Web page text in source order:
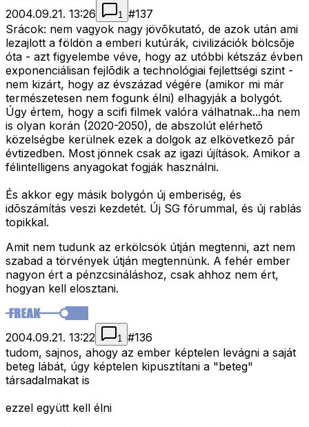
2004.09.21. 13:26 1 #137
Srácok: nem vagyok nagy jövõkutató, de azok után ami
lezajlott a földön a emberi kutúrák, civilizációk bölcsõje
óta - azt figyelembe véve, hogy az utóbbi kétszáz évben
exponenciálisan fejlõdik a technológiai fejlettségi szint -
nem kizárt, hogy az évszázad végére (amikor mi már
természetesen nem fogunk élni) elhagyják a bolygót.
Úgy értem, hogy a scifi filmek valóra válhatnak...ha nem
is olyan korán (2020-2050), de abszolút elérhetõ
közelségbe kerülnek ezek a dolgok az elkövetkezõ pár
évtizedben. Most jönnek csak az igazi újítások. Amikor a
félintelligens anyagokat fogják használni.
És akkor egy másik bolygón új emberiség, és
idõszámítás veszi kezdetét. Új SG fórummal, és új rablás
topikkal.
Amit nem tudunk az erkölcsök útján megtenni, azt nem
szabad a törvények útján megtennünk. A fehér ember
nagyon ért a pénzcsináláshoz, csak ahhoz nem ért,
hogyan kell elosztani.
2004.09.21. 13:22 1 #136
tudom, sajnos, ahogy az ember képtelen levágni a saját
beteg lábát, úgy képtelen kipusztítani a "beteg"
társadalmakat is
ezzel együtt kell élni